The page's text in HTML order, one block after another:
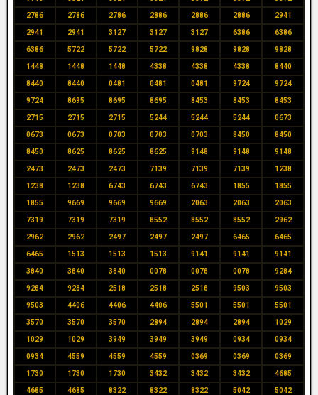
2786 2786 2786 2886 2886 2886 2941
2941 2941 3127 3127 3127 6386 6386
6386 5722 5722 5722 9828 9828 9828
1448 1448 1448 4338 4338 4338 8440
8440 8440 0481 0481 0481 9724 9724
9724 8695 8695 8695 8453 8453 8453
2715 2715 2715 5244 5244 5244 0673
0673 0673 0703 0703 0703 8450 8450
8450 8625 8625 8625 9148 9148 9148
2473 2473 2473 7139 7139 7139 1238
1238 1238 6743 6743 6743 1855 1855
1855 9669 9669 9669 2063 2063 2063
7319 7319 7319 8552 8552 8552 2962
2962 2962 2497 2497 2497 6465 6465
6465 1513 1513 1513 9141 9141 9141
3840 3840 3840 0078 0078 0078 9284
9284 9284 2518 2518 2518 9503 9503
9503 4406 4406 4406 5501 5501 5501
3570 3570 3570 2894 2894 2894 1029
1029 1029 3949 3949 3949 0934 0934
0934 4559 4559 4559 0369 0369 0369
1730 1730 1730 3432 3432 3432 4685
4685 4685 8322 8322 8322 5042 5042